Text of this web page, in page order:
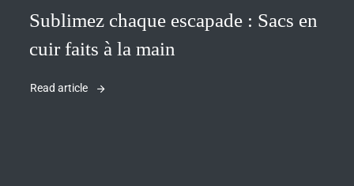
Sublimez chaque escapade : Sacs en
cuir faits à la main
Read article